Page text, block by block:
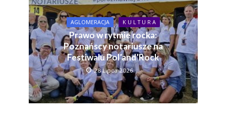
AGLOMERACJA K U L T U R A
Prawo w rytmie rocka:
Poznańscy notariusze na
Festiwalu Pol’and’Rock
28 Lipca 2026